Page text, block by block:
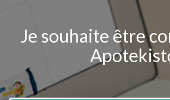
Je souhaite être